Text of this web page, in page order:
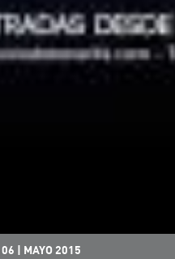
06 | MAYO 2015